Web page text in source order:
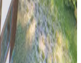
Yöntemleri ve
altlıklar, çift taraflı
inceleniyor.
uygulama önemlidir.